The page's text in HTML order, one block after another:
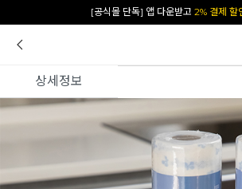
카카오 플친 추가하면1천원 즉시 할
상세정보